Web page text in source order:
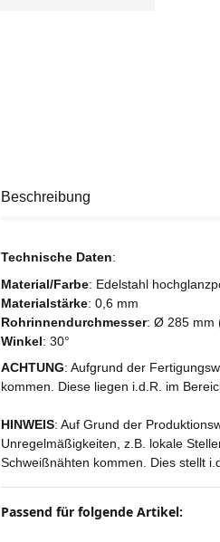
Beschreibung
Technische Daten:
Material/Farbe: Edelstahl
Materialstärke: 0,6 mm
Rohrinnendurchmesser: Ø 285 mm
Winkel: 30°
ACHTUNG: Aufgrund der
kommen. Diese liegen i.d.R. im
HINWEIS: Auf Grund der
Unregelmäßigkeiten, z.B. lokale
Schweißnähten kommen. Dies stellt
Passend für folgende Artikel: